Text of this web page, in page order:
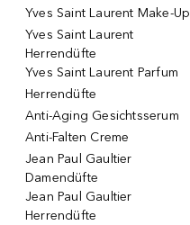
Yves Saint Laurent Make-Up
Yves Saint Laurent
Herrendüfte
Yves Saint Laurent Parfum
Herrendüfte
Anti-Aging Gesichtsserum
Anti-Falten Creme
Jean Paul Gaultier
Damendüfte
Jean Paul Gaultier
Herrendüfte